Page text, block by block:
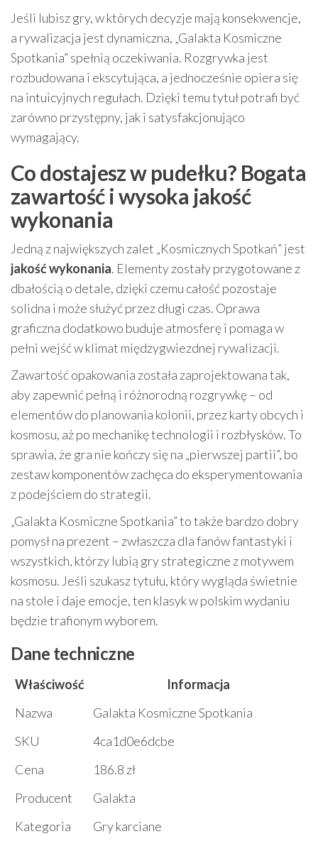
Jeśli lubisz gry, w których decyzje mają konsekwencje,
a rywalizacja jest dynamiczna, „Galakta Kosmiczne
Spotkania” spełnią oczekiwania. Rozgrywka jest
rozbudowana i ekscytująca, a jednocześnie opiera się
na intuicyjnych regułach. Dzięki temu tytuł potrafi być
zarówno przystępny, jak i satysfakcjonująco
wymagający.
Co dostajesz w pudełku? Bogata
zawartość i wysoka jakość
wykonania
Jedną z największych zalet „Kosmicznych Spotkań” jest
jakość wykonania. Elementy zostały przygotowane z
dbałością o detale, dzięki czemu całość pozostaje
solidna i może służyć przez długi czas. Oprawa
graficzna dodatkowo buduje atmosferę i pomaga w
pełni wejść w klimat międzygwiezdnej rywalizacji.
Zawartość opakowania została zaprojektowana tak,
aby zapewnić pełną i różnorodną rozgrywkę – od
elementów do planowania kolonii, przez karty obcych i
kosmosu, aż po mechanikę technologii i rozbłysków. To
sprawia, że gra nie kończy się na „pierwszej partii”, bo
zestaw komponentów zachęca do eksperymentowania
z podejściem do strategii.
„Galakta Kosmiczne Spotkania” to także bardzo dobry
pomysł na prezent – zwłaszcza dla fanów fantastyki i
wszystkich, którzy lubią gry strategiczne z motywem
kosmosu. Jeśli szukasz tytułu, który wygląda świetnie
na stole i daje emocje, ten klasyk w polskim wydaniu
będzie trafionym wyborem.
Dane techniczne
Właściwość
Informacja
Nazwa
Galakta Kosmiczne Spotkania
SKU
4ca1d0e6dcbe
Cena
186.8 zł
Producent
Galakta
Kategoria
Gry karciane